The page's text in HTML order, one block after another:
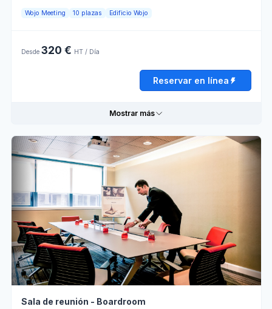
Lunes
08:00 - 13:00 13:00 - 18:00
08:00 - 13:00
Jueves 08:00 - 13:00 13:00 - 18:00
Viernes 08:00 - 13:00
Sábado
Domingo
Reservar en línea
Wojo Meeting 10 plazas Edificio Wojo
Desde 320 € HT / Día
Reservar en línea
Mostrar más
Aire
acondicionado
Papelógrafo
Personnel
d'accueil
Wi-Fi
Lumière
naturelle
Pantalla
LCD
externa
Sala de reunión - Boardroom